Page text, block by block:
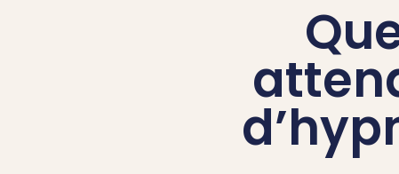
HYPNOSE
HYPNOSE PERTE
HYPNOSE DU